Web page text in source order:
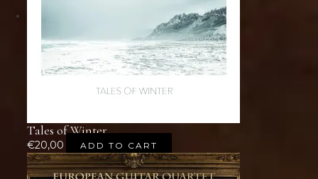
Tales of Winter
€20,00 ADD TO CART